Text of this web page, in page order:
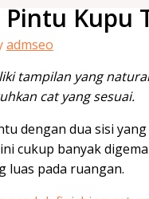
Kupu
admseo
tampilan yang
cat yang sesuai.
dengan dua sisi
cukup banyak
luas pada ruangan.